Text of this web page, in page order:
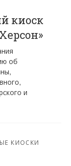
киоск
об
и
КИОСКИ